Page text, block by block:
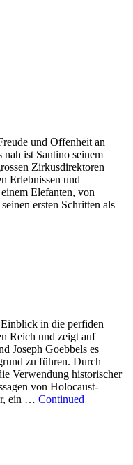
und Offenheit an
nah ist Santino seinem
Zirkusdirektoren
Erlebnissen und
Elefanten, von
ersten Schritten als
in die perfiden
Reich und zeigt auf
Joseph Goebbels es
zu führen. Durch
Verwendung historischer
von Holocaust-
ein … Continued